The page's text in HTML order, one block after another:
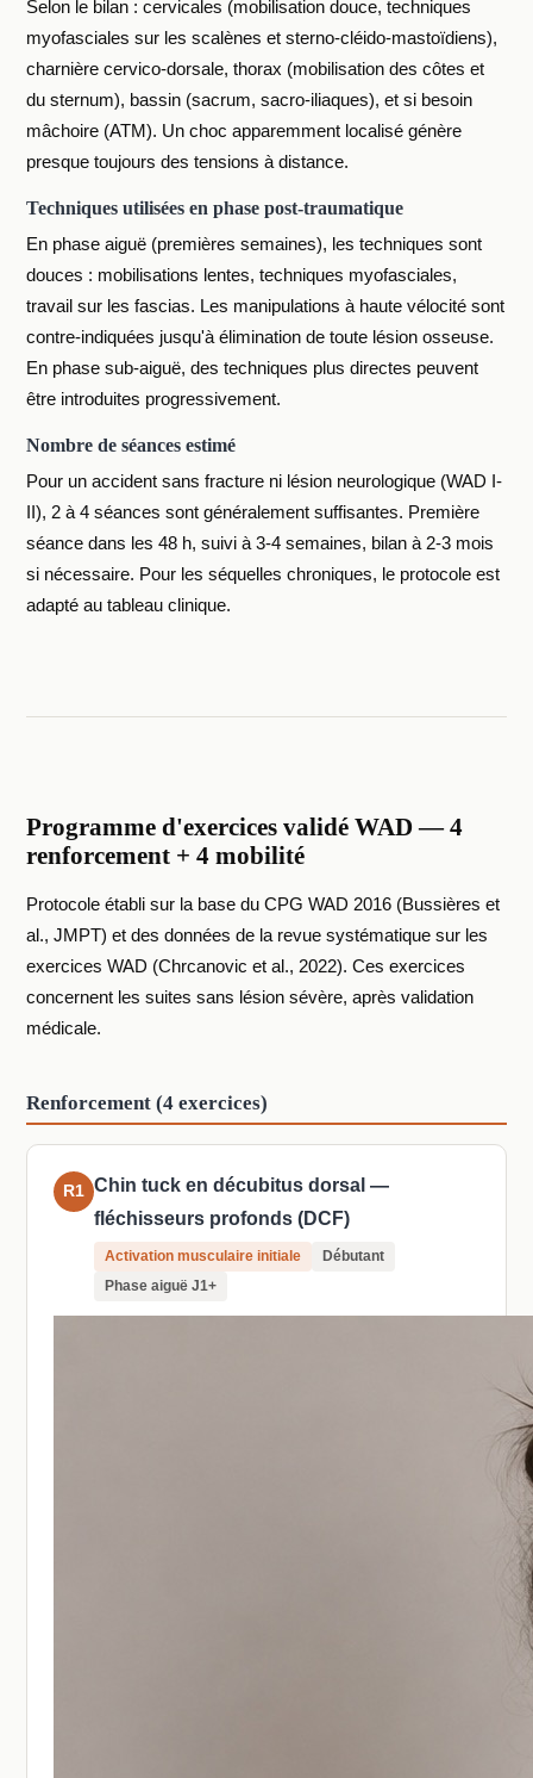
Selon le bilan : cervicales (mobilisation douce, techniques
myofasciales sur les scalènes et sterno-cléido-mastoïdiens),
charnière cervico-dorsale, thorax (mobilisation des côtes et
du sternum), bassin (sacrum, sacro-iliaques), et si besoin
mâchoire (ATM). Un choc apparemment localisé génère
presque toujours des tensions à distance.
Techniques utilisées en phase post-traumatique
En phase aiguë (premières semaines), les techniques sont
douces : mobilisations lentes, techniques myofasciales,
travail sur les fascias. Les manipulations à haute vélocité sont
contre-indiquées jusqu'à élimination de toute lésion osseuse.
En phase sub-aiguë, des techniques plus directes peuvent
être introduites progressivement.
Nombre de séances estimé
Pour un accident sans fracture ni lésion neurologique (WAD I-
II), 2 à 4 séances sont généralement suffisantes. Première
séance dans les 48 h, suivi à 3-4 semaines, bilan à 2-3 mois
si nécessaire. Pour les séquelles chroniques, le protocole est
adapté au tableau clinique.
Programme d'exercices validé WAD — 4
renforcement + 4 mobilité
Protocole établi sur la base du CPG WAD 2016 (Bussières et
al., JMPT) et des données de la revue systématique sur les
exercices WAD (Chrcanovic et al., 2022). Ces exercices
concernent les suites sans lésion sévère, après validation
médicale.
Renforcement (4 exercices)
R1 Chin tuck en décubitus dorsal —
fléchisseurs profonds (DCF)
Activation musculaire initiale
Débutant
Phase aiguë J1+